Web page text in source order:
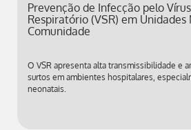
Prevenção de Infecção pelo
Respiratório (VSR) em
Comunidade
O VSR apresenta alta transmissibilidade e
surtos em ambientes hospitalares,
neonatais.